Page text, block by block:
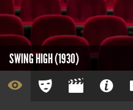
SWING HIGH (1930)